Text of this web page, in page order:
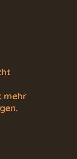
mehr